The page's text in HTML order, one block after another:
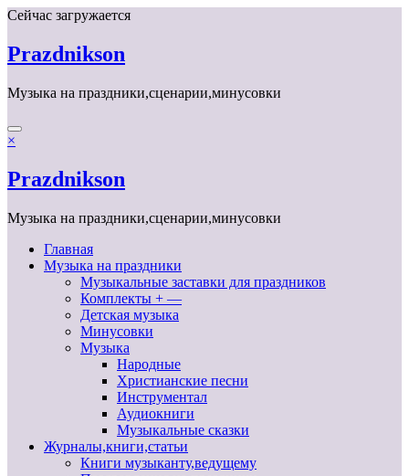
Перейти
содержимому
Сейчас загружается
Prazdnikson
Музыка на праздники,сценарии,минусовки
×
Prazdnikson
Музыка на праздники,сценарии,минусовки
Главная
Музыка на праздники
Музыкальные заставки для праздников
Комплекты + —
Детская музыка
Минусовки
Музыка
Народные
Христианские песни
Инструментал
Аудиокниги
Музыкальные сказки
Журналы,книги,статьи
Книги музыканту,ведущему